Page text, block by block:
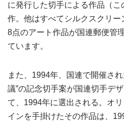
に発行した切手による作品（こ
作。他はすべてシルクスクリ
8点のアート作品が国連郵便管
ています。
また、1994年、国連で開催さ
議”の記念切手案が国連切手デ
て、1994年に選出される。オ
インを手掛けたその作品は、